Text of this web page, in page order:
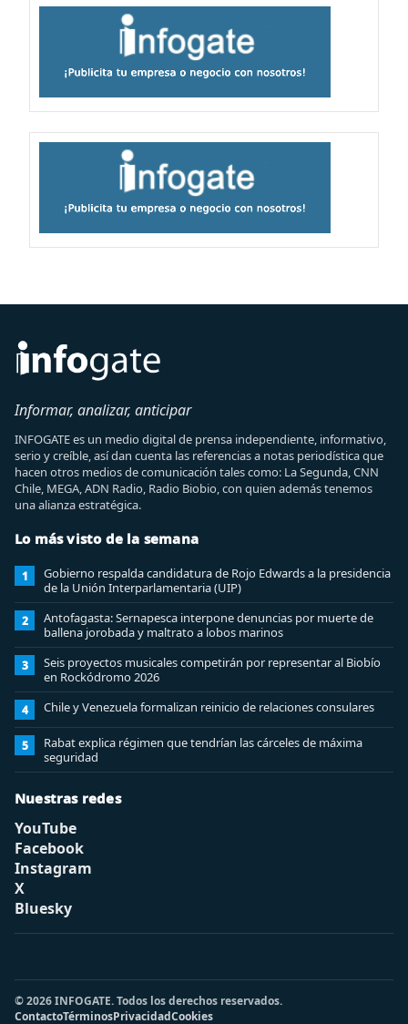
Informar, analizar, anticipar
INFOGATE es un medio digital de prensa independiente, informativo,
serio y creíble, así dan cuenta las referencias a notas periodística que
hacen otros medios de comunicación tales como: La Segunda, CNN
Chile, MEGA, ADN Radio, Radio Biobio, con quien además tenemos
una alianza estratégica.
Lo más visto de la semana
1
Gobierno respalda candidatura de Rojo Edwards a la presidencia
de la Unión Interparlamentaria (UIP)
2
Antofagasta: Sernapesca interpone denuncias por muerte de
ballena jorobada y maltrato a lobos marinos
3
Seis proyectos musicales competirán por representar al Biobío
en Rockódromo 2026
4 Chile y Venezuela formalizan reinicio de relaciones consulares
5
Rabat explica régimen que tendrían las cárceles de máxima
seguridad
Nuestras redes
YouTube
Facebook
Instagram
X
Bluesky
© 2026 INFOGATE. Todos los derechos reservados.
ContactoTérminosPrivacidadCookies